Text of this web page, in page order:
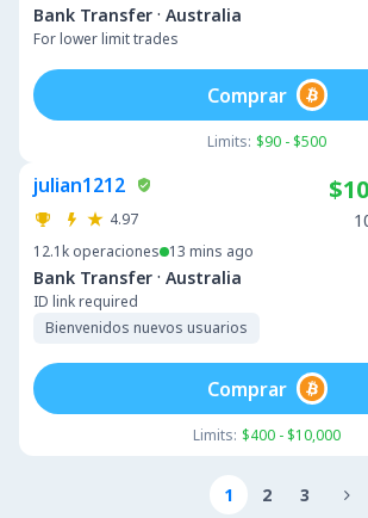
Bank Transfer · Australia
For lower limit trades
Limits: $90 - $500
Comprar
julian1212
4.97
12.1k operaciones 13 mins ago
Bank Transfer · Australia
ID link required
Bienvenidos nuevos usuarios
Limits: $400 - $10,000
Comprar
1 2 3 